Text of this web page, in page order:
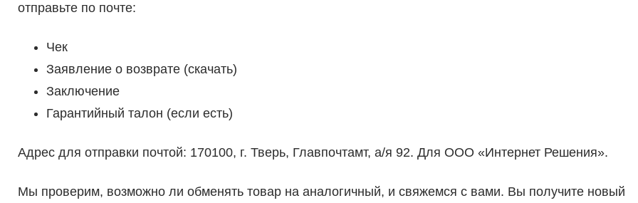
отправьте по почте:
Чек
Заявление о возврате (скачать)
Заключение
Гарантийный талон (если есть)
Адрес для отправки почтой: 170100, г. Тверь, Главпочтамт, а/я 92. Для ООО «Интернет Решения».
Мы проверим, возможно ли обменять товар на аналогичный, и свяжемся с вами. Вы получите новый